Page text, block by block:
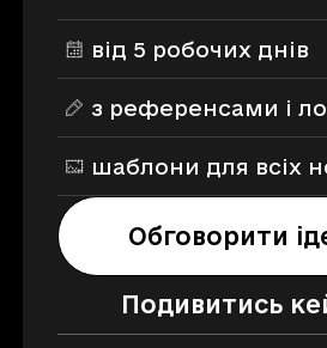
від 5 робочих днів
з референсами і
шаблони для всіх
Обговорити
Подивитись